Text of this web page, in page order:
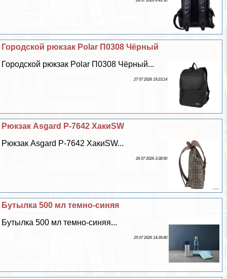
Городской рюкзак Polar П0308 Чёрный
Городской рюкзак Polar П0308 Чёрный...
27 07 2026 19:23:14
Рюкзак Asgard Р-7642 ХакиSW
Рюкзак Asgard Р-7642 ХакиSW...
26 07 2026 3:38:50
Бутылка 500 мл темно-синяя
Бутылка 500 мл темно-синяя...
25 07 2026 14:39:40